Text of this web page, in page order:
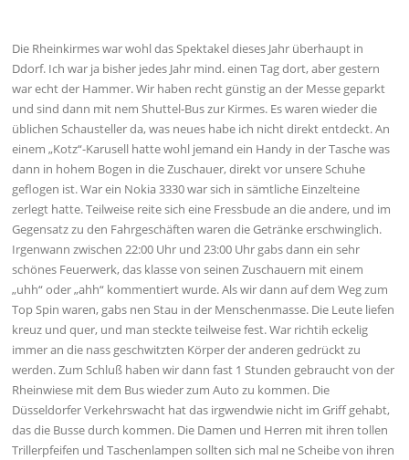
Die Rheinkirmes war wohl das Spektakel dieses Jahr überhaupt in
Ddorf. Ich war ja bisher jedes Jahr mind. einen Tag dort, aber gestern
war echt der Hammer. Wir haben recht günstig an der Messe geparkt
und sind dann mit nem Shuttel-Bus zur Kirmes. Es waren wieder die
üblichen Schausteller da, was neues habe ich nicht direkt entdeckt. An
einem „Kotz“-Karusell hatte wohl jemand ein Handy in der Tasche was
dann in hohem Bogen in die Zuschauer, direkt vor unsere Schuhe
geflogen ist. War ein Nokia 3330 war sich in sämtliche Einzelteine
zerlegt hatte. Teilweise reite sich eine Fressbude an die andere, und im
Gegensatz zu den Fahrgeschäften waren die Getränke erschwinglich.
Irgenwann zwischen 22:00 Uhr und 23:00 Uhr gabs dann ein sehr
schönes Feuerwerk, das klasse von seinen Zuschauern mit einem
„uhh“ oder „ahh“ kommentiert wurde. Als wir dann auf dem Weg zum
Top Spin waren, gabs nen Stau in der Menschenmasse. Die Leute liefen
kreuz und quer, und man steckte teilweise fest. War richtih eckelig
immer an die nass geschwitzten Körper der anderen gedrückt zu
werden. Zum Schluß haben wir dann fast 1 Stunden gebraucht von der
Rheinwiese mit dem Bus wieder zum Auto zu kommen. Die
Düsseldorfer Verkehrswacht hat das irgwendwie nicht im Griff gehabt,
das die Busse durch kommen. Die Damen und Herren mit ihren tollen
Trillerpfeifen und Taschenlampen sollten sich mal ne Scheibe von ihren